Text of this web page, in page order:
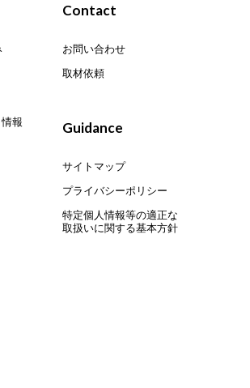
報
Contact
お問い合わせ
取材依頼
Guidance
サイトマップ
プライバシーポリシー
特定個人情報等の適正な
取扱いに関する基本方針